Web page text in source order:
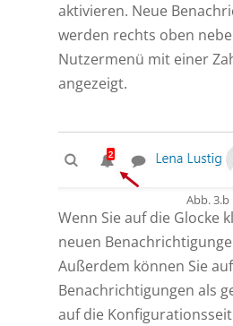
aktivieren. Neue
werden rechts oben
Nutzermenü mit einer
angezeigt.
Abb. 3.b
Wenn Sie auf die Glocke
neuen
Außerdem können Sie
Benachrichtigungen als
auf die